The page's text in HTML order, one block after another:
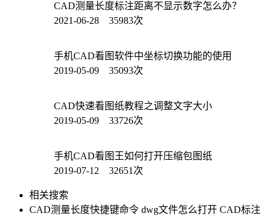
CAD测量长度标注距离不显示数字怎么办？
2021-06-28 35983次
手机CAD看图软件中坐标切换功能的使用
2019-05-09 35093次
CAD快速看图纸教程之调整文字大小
2019-05-09 33726次
手机CAD看图王如何打开压缩包图纸
2019-07-12 32651次
相关搜索
CAD测量长度快捷键命令 dwg文件怎么打开 CAD标注